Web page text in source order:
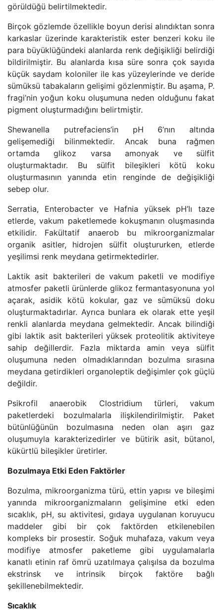
görüldüğü belirtilmektedir.
Birçok gözlemde özellikle boyun derisi alındıktan sonra
karkaslar üzerinde karakteristik ester benzeri koku ile
para büyüklüğündeki alanlarda renk değişikliği belirdiği
bildirilmiştir. Bu alanlarda kısa süre sonra çok sayıda
küçük saydam koloniler ile kas yüzeylerinde ve deride
sümüksü tabakaların gelişimi gözlenmiştir. Bu aşama, P.
fragi’nin yoğun koku oluşumuna neden olduğunu fakat
pigment oluşturmadığını belirtmiştir.
Shewanella putrefaciens’in pH 6’nın altında
gelişemediği bilinmektedir. Ancak buna rağmen
ortamda glikoz varsa amonyak ve sülfit
oluşturmaktadır. Bu sülfit bileşikleri kötü koku
oluşturmasının yanında etin renginde de değişikliği
sebep olur.
Serratia, Enterobacter ve Hafnia yüksek pH’lı taze
etlerde, vakum paketlemede kokuşmanın oluşmasında
etkilidir. Fakültatif anaerob bu mikroorganizmalar
organik asitler, hidrojen sülfit oluştururken, etlerde
yeşilimsi renk meydana getirmektedirler.
Laktik asit bakterileri de vakum paketli ve modifiye
atmosfer paketli ürünlerde glikoz fermantasyonuna yol
açarak, asidik kötü kokular, gaz ve sümüksü doku
oluşturmaktadırlar. Ayrıca bunlara ek olarak ette yeşil
renkli alanlarda meydana gelmektedir. Ancak bilindiği
gibi laktik asit bakterileri yüksek proteolitik aktiviteye
sahip değillerdir. Fazla miktarda amin veya sülfit
oluşumuna neden olmadıklarından bozulma sırasına
meydana getirdikleri organoleptik değişimler çok güçlü
değildir.
Psikrofil anaerobik Clostridium türleri, vakum
paketlerdeki bozulmalarla ilişkilendirilmiştir. Paket
bütünlüğünün bozulmasına neden olan aşırı gaz
oluşumuyla karakterizedirler ve bütirik asit, bütanol,
kükürtlü bileşikler üretirler.
Bozulmaya Etki Eden Faktörler
Bozulma, mikroorganizma türü, ettin yapısı ve bileşimi
yanında mikroorganizmaların gelişimine etki eden
sıcaklık, pH, su aktivitesi, gıdaya uygulanan koruyucu
maddeler gibi bir çok faktörden etkilenebilen
kompleks bir prosestir. Soğuk muhafaza, vakum veya
modifiye atmosfer paketleme gibi uygulamalarla
kanatlı etinin raf ömrü uzatılmaya çalışılsa da bozulma
ekstrinsk ve intrinsik birçok faktöre bağlı
şekillenebilmektedir.
Sıcaklık